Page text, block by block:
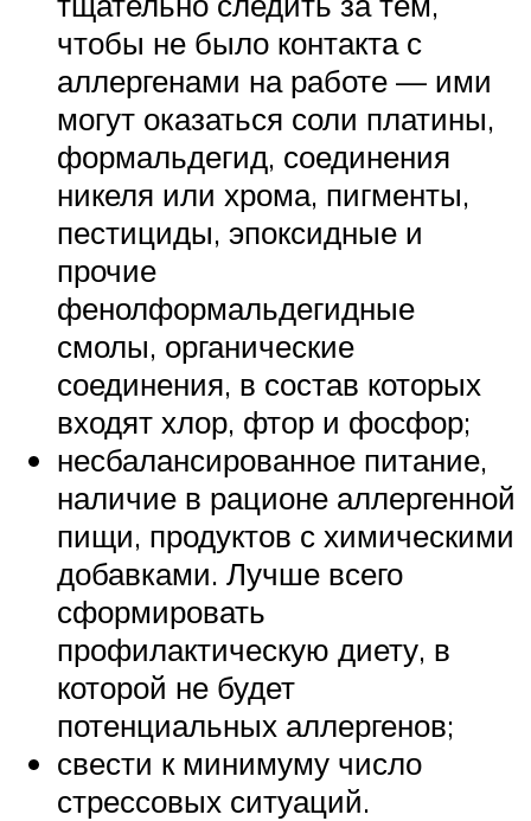
чтобы не было контакта с
аллергенами на работе — ими
могут оказаться соли платины,
формальдегид, соединения
никеля или хрома, пигменты,
пестициды, эпоксидные и
прочие
фенолформальдегидные
смолы, органические
соединения, в состав которых
входят хлор, фтор и фосфор;
несбалансированное питание,
наличие в рационе аллергенной
пищи, продуктов с химическими
добавками. Лучше всего
сформировать
профилактическую диету, в
которой не будет
потенциальных аллергенов;
свести к минимуму число
стрессовых ситуаций.